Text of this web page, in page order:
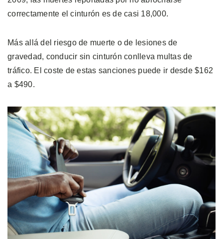
correctamente el cinturón es de casi 18,000.
Más allá del riesgo de muerte o de lesiones de
gravedad, conducir sin cinturón conlleva multas de
tráfico. El coste de estas sanciones puede ir desde $162
a $490.